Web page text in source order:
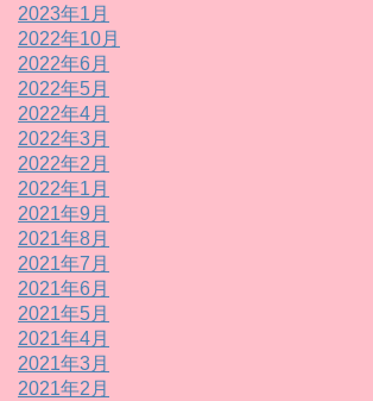
2023年1月
2022年10月
2022年6月
2022年5月
2022年4月
2022年3月
2022年2月
2022年1月
2021年9月
2021年8月
2021年7月
2021年6月
2021年5月
2021年4月
2021年3月
2021年2月